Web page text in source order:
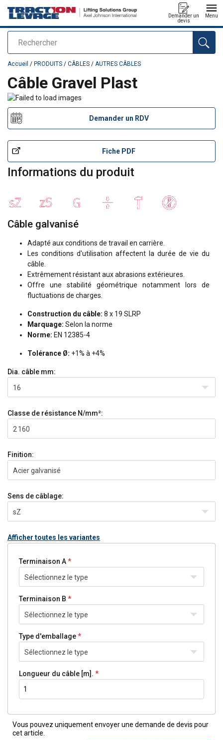
Rechercher
Demander un
devis
Menu
Ajouté au panier
Accueil / PRODUITS / CÂBLES / AUTRES CÂBLES
Câble Gravel Plast
Demander un RDV
Fiche PDF
Informations du produit
Câble galvanisé
Adapté aux conditions de travail en carrière.
Les conditions d'utilisation affectent la durée de vie du
câble.
Extrêmement résistant aux abrasions extérieures.
Offre une stabilité géométrique notamment lors de
fluctuations de charges.
Construction du câble: 8 x 19 SLRP
Marquage: Selon la norme
Norme: EN 12385-4
Tolérance Ø: +1% à +4%
Dia. câble mm:
16
Classe de résistance N/mm²:
2 160
Finition:
Acier galvanisé
Sens de câblage:
sZ
Afficher toutes les variantes
Terminaison A
Sélectionnez le type
Terminaison B
Sélectionnez le type
Type d'emballage
Sélectionnez le type
Longueur du câble [m].
Vous pouvez uniquement envoyer une demande de devis pour
cet article.